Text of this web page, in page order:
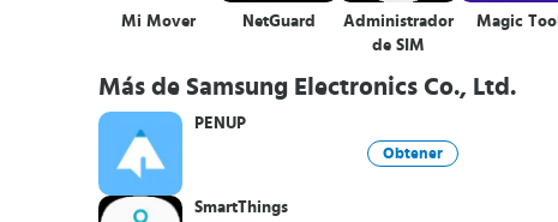
Mi Mover NetGuard
Administrador
de SIM
Magic Tool
Más de Samsung Electronics Co., Ltd.
PENUP
Obtener
SmartThings